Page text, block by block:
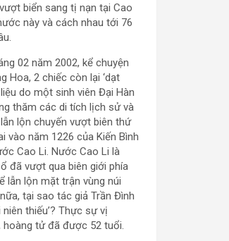
biển sang tị nạn tại Cao
này và cách nhau tới 76
02 năm 2002, kể chuyện
Hoa, 2 chiếc còn lại ‘dạt
do một sinh viên Đại Hàn
thăm các di tích lịch sử và
lộn chuyến vượt biên thứ
vào năm 1226 của Kiến Bình
Cao Li. Nước Cao Li là
đã vượt qua biên giới phía
lẫn lộn mặt trận vùng núi
tại sao tác giả Trần Đình
thiếu’? Thực sự vị
hoàng tử đã được 52 tuổi.